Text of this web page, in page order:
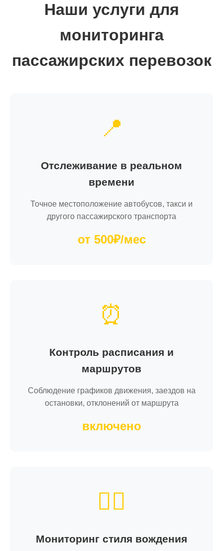
Наши услуги для
мониторинга
пассажирских перевозок
📍
Отслеживание в реальном
времени
Точное местоположение автобусов, такси и
другого пассажирского транспорта
от 500₽/мес
⏰
Контроль расписания и
маршрутов
Соблюдение графиков движения, заездов на
остановки, отклонений от маршрута
включено
👨‍✈️
Мониторинг стиля вождения